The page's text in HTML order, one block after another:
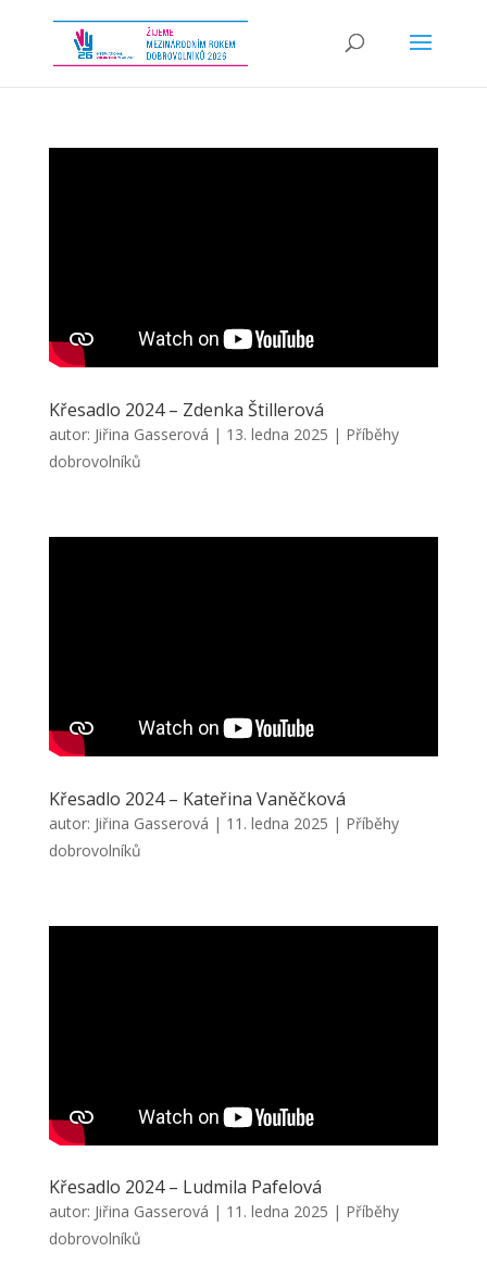
Křesadlo 2024 – Zdenka Štillerová
autor: Jiřina Gasserová | 13. ledna 2025 | Příběhy
dobrovolníků
Křesadlo 2024 – Kateřina Vaněčková
autor: Jiřina Gasserová | 11. ledna 2025 | Příběhy
dobrovolníků
Křesadlo 2024 – Ludmila Pafelová
autor: Jiřina Gasserová | 11. ledna 2025 | Příběhy
dobrovolníků